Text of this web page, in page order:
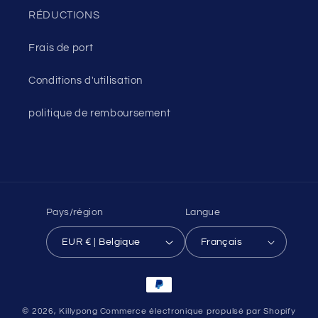
RÉDUCTIONS
Frais de port
Conditions d'utilisation
politique de remboursement
Pays/région
EUR € | Belgique
Langue
Français
Moyens
© 2026, Killypong Commerce électronique propulsé par Shopify